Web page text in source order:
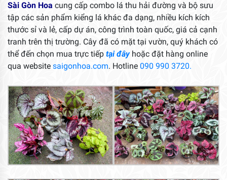
Sài Gòn Hoa cung cấp combo lá thu hải đường và bộ sưu
tập các sản phẩm kiểng lá khác đa dạng, nhiều kích kích
thước sỉ và lẻ, cấp dự án, công trình toàn quốc, giá cả cạnh
tranh trên thị trường. Cây đã có mặt tại vườn, quý khách có
thể đến chọn mua trực tiếp tại đâyhoặc đặt hàng online
qua website saigonhoa.com. Hotline 090 990 3720.